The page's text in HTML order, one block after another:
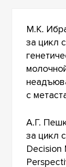
М.К.
за цикл
с
А.Г.
за цикл
Decision